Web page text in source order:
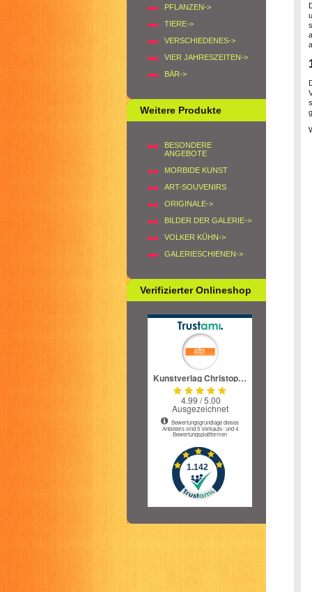
PFLANZEN->
TIERE->
VERSCHIEDENES->
VIER JAHRESZEITEN->
BÄR->
Weitere Produkte
BESONDERE
ANGEBOTE
MORBIDE KUNST
ART-SOUVENIRS
ORIGINALE->
BILDER DER GALERIE->
VOLKER KÜHN->
GALERIESCHIENEN->
Verifizierter Onlineshop